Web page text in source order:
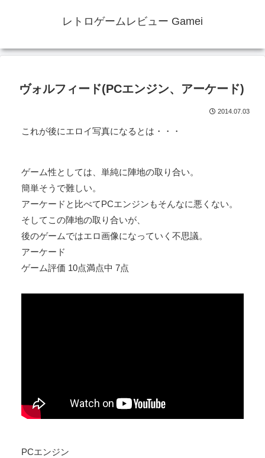
レトロゲームレビュー Gamei
ヴォルフィード(PCエンジン、アーケード)
2014.07.03
これが後にエロイ写真になるとは・・・
ゲーム性としては、単純に陣地の取り合い。
簡単そうで難しい。
アーケードと比べてPCエンジンもそんなに悪くない。
そしてこの陣地の取り合いが、
後のゲームではエロ画像になっていく不思議。
アーケード
ゲーム評価 10点満点中 7点
PCエンジン